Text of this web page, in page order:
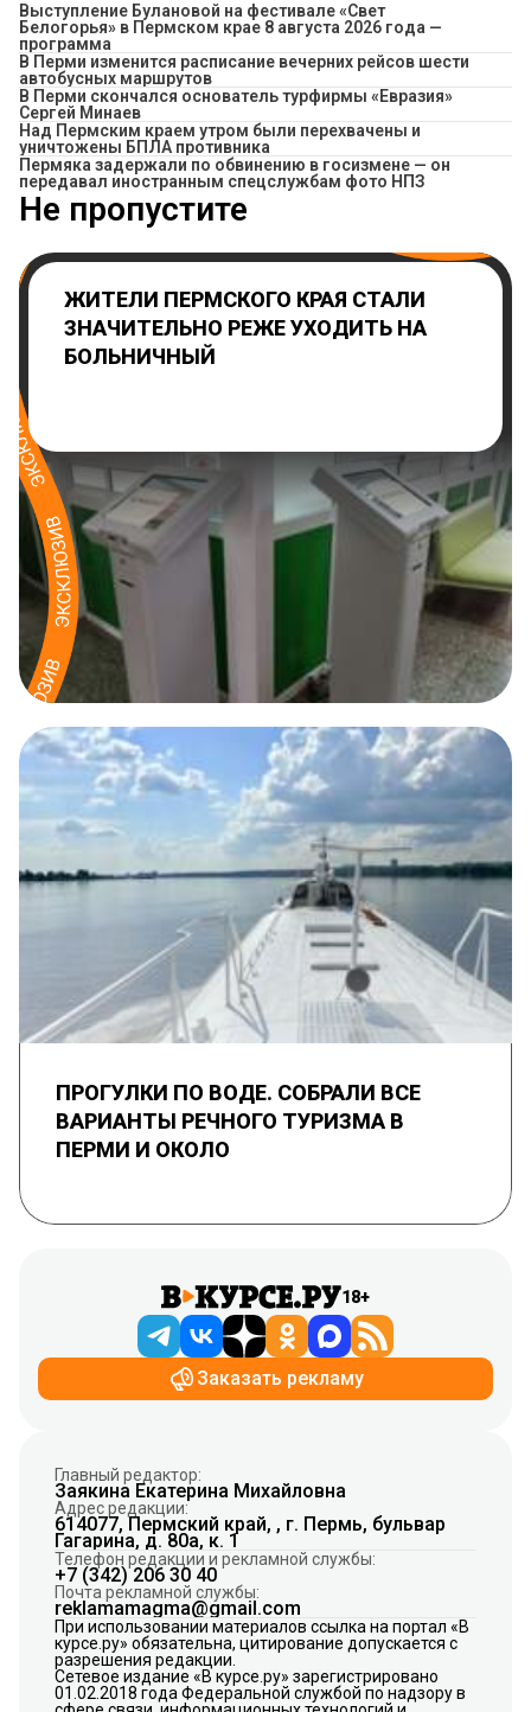
Выступление Булановой на фестивале «Свет
Белогорья» в Пермском крае 8 августа 2026 года —
программа
​В Перми изменится расписание вечерних рейсов шести
автобусных маршрутов
В Перми скончался основатель турфирмы «Евразия»
Сергей Минаев
Над Пермским краем утром были перехвачены и
уничтожены БПЛА противника
Пермяка задержали по обвинению в госизмене — он
передавал иностранным спецслужбам фото НПЗ
Не пропустите
ЖИТЕЛИ ПЕРМСКОГО КРАЯ СТАЛИ
ЗНАЧИТЕЛЬНО РЕЖЕ УХОДИТЬ НА
БОЛЬНИЧНЫЙ
ПРОГУЛКИ ПО ВОДЕ. СОБРАЛИ ВСЕ
ВАРИАНТЫ РЕЧНОГО ТУРИЗМА В
ПЕРМИ И ОКОЛО
18+
Заказать рекламу
Главный редактор:
Заякина Екатерина Михайловна
Адрес редакции:
614077, Пермский край, , г. Пермь, бульвар
Гагарина, д. 80а, к. 1
Телефон редакции и рекламной службы:
+7 (342) 206 30 40
Почта рекламной службы:
reklamamagma@gmail.com
При использовании материалов ссылка на портал «В
курсе.ру» обязательна, цитирование допускается с
разрешения редакции.
Сетевое издание «В курсе.ру» зарегистрировано
01.02.2018 года Федеральной службой по надзору в